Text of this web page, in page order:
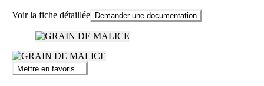
Voir la fiche détaillée Demander une documentation
Mettre en favoris